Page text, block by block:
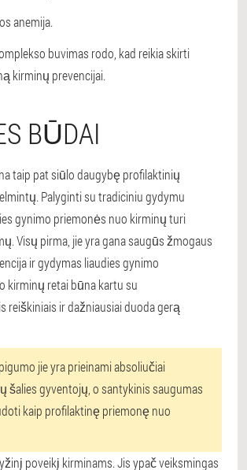
anemija.
buvimas rodo, kad reikia skirti
kirminų prevencijai.
BŪDAI
taip pat siūlo daugybę profilaktinių
Palyginti su tradiciniu gydymu
gynimo priemonės nuo kirminų turi
Visų pirma, jie yra gana saugūs žmogaus
ir gydymas liaudies gynimo
kirminų retai būna kartu su
reiškiniais ir dažniausiai duoda gerą
jie yra prieinami absoliučiai
šalies gyventojų, o santykinis saugumas
kaip profilaktinę priemonę nuo
poveikį kirminams. Jis ypač veiksmingas